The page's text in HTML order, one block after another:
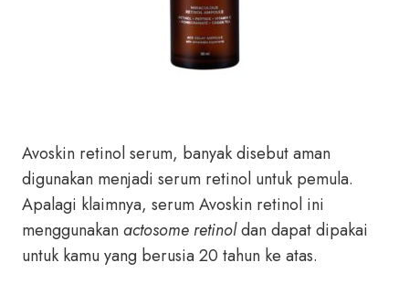
Avoskin retinol serum, banyak disebut aman
digunakan menjadi serum retinol untuk pemula.
Apalagi klaimnya, serum Avoskin retinol ini
menggunakanactosome retinoldan dapat dipakai
untuk kamu yang berusia 20 tahun ke atas.